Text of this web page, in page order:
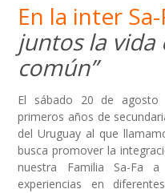
En la inter Sa-
juntos la vida
común”
El sábado 20 de
primeros años de
del Uruguay al que
busca promover la
nuestra Familia Sa-Fa
experiencias en